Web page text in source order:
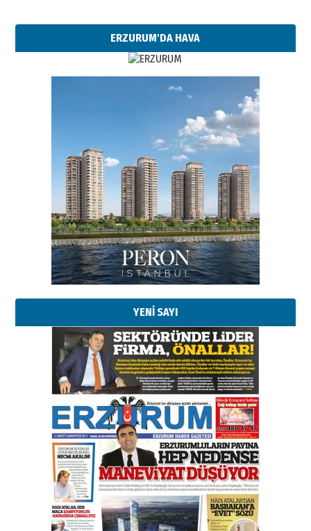
ERZURUM'DA HAVA
YENİ SAYI
Esat BİNDESEN
Başkan Sekmen’den Erzurum’a
bir vizyon proje daha!
02 Ağustos 2026 Pazar
Kadir SABUNCUOĞLU
Erzurumspor’un köşe taşları
29 Haziran 2026 Pazartesi
Kenan GÜLERCİ